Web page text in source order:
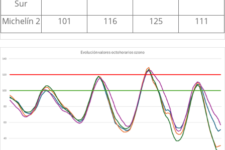
Sur
Michelín 2
101 116 125 111